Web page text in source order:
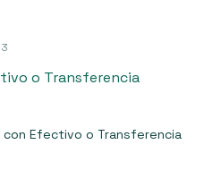
o Transferencia
con Efectivo o Transferencia